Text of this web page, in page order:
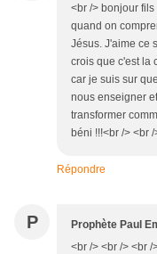
<br /> bonjour
quand on
Jésus. J'aime ce
crois que c'est la
car je suis sur
nous enseigner
transformer
béni !!!<br /> <br /
Répondre
P Prophète Paul
<br /> <br /> <br